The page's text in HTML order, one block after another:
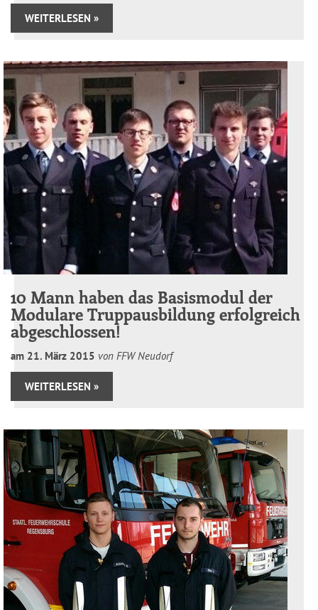
WEITERLESEN »
10 Mann haben das Basismodul der
Modulare Truppausbildung erfolgreich
abgeschlossen!
am 21. März 2015 von FFW Neudorf
WEITERLESEN »